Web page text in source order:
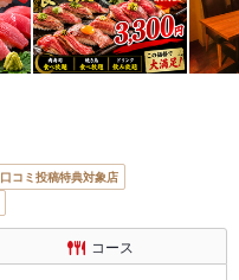
口コミ投稿特典対象店
コース